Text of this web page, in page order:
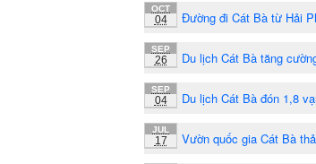
OCT
04 Đường đi Cát Bà từ Hải
SEP
26 Du lịch Cát Bà tăng
SEP
04 Du lịch Cát Bà đón 1,8
JUL
17 Vườn quốc gia Cát Bà